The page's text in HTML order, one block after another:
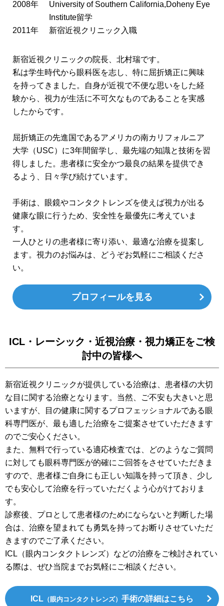
新宿近視クリニックの院長、北村瑞です。
私は学生時代から眼科医を志し、特に屈折矯正に興味
を持ってきました。自身が近視で不便な思いをした経
験から、視力が生活に不可欠なものであることを実感
したからです。
屈折矯正の先進国であるアメリカの南カリフォルニア
大学（USC）に3年間留学し、最先端の知識と技術を習
得しました。患者様に安全かつ最良の結果を提供でき
るよう、日々学び続けています。
手術は、眼鏡やコンタクトレンズを使えば視力が出る
健康な眼に行うため、安全性を最優先に考えていま
す。
一人ひとりの患者様に寄り添い、最適な治療を提案し
ます。視力のお悩みは、どうぞお気軽にご相談くださ
い。
2008年
University of Southern California,Doheny Eye
Institute留学
2011年
新宿近視クリニック入職
プロフィールを見る
ICL・レーシック・近視治療・視力矯正をご検
討中の皆様へ
新宿近視クリニックが提供している治療は、患者様の大切
な目に関する治療となります。当然、ご不安も大きいと思
いますが、目の健康に関するプロフェッショナルである眼
科専門医が、最も適した治療をご提案させていただきます
のでご安心ください。
また、無料で行っている適応検査では、どのようなご質問
に対しても眼科専門医が的確にご回答をさせていただきま
すので、患者様ご自身にも正しい知識を持って頂き、少し
でも安心して治療を行っていただくよう心がけておりま
す。
診察後、プロとして患者様のためにならないと判断した場
合は、治療を望まれても勇気を持ってお断りさせていただ
きますのでご了承ください。
ICL（眼内コンタクトレンズ）などの治療をご検討されてい
る際は、ぜひ当院までお気軽にご相談ください。
ICL （眼内コンタクトレンズ） 手術の詳細はこちら